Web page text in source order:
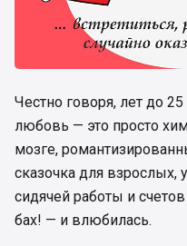
Честно говоря, лет до
любовь — это просто
мозге,
сказочка для взрослых,
сидячей работы и
бах! — и влюбилась.